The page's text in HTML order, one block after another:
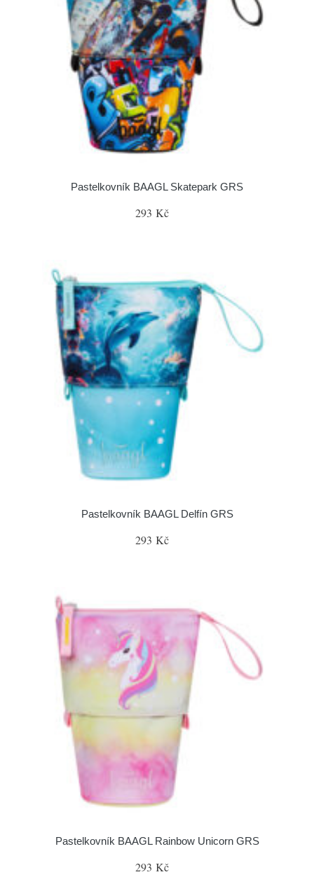
Pastelkovník BAAGL Skatepark GRS
293 Kč
Pastelkovník BAAGL Delfín GRS
293 Kč
Pastelkovník BAAGL Rainbow Unicorn GRS
293 Kč